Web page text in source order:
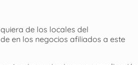
de los locales del
en los negocios afiliados a este